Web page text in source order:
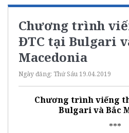
Chương trình
ĐTC tại Bulgari
Macedonia
Ngày đăng: Thứ Sáu 19.04.2019
Chương trình viếng
Bulgari và Bắc
***